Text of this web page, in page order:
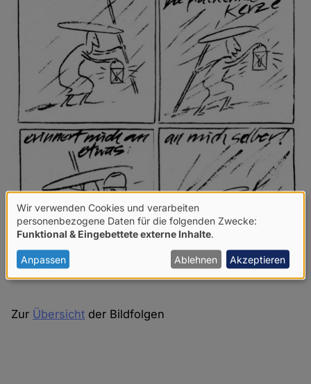
Zur Übersicht der Bildfolgen
Verwendung
von
personenbezogenen
Daten
Cookies
Wir verwenden Cookies und verarbeiten
personenbezogene Daten für die folgenden Zwecke:
Funktional & Eingebettete externe Inhalte.
Anpassen Ablehnen Akzeptieren